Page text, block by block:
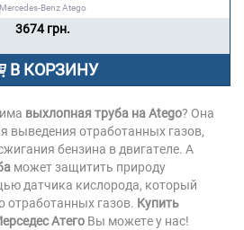
Mercedes-Benz Atego
3674 грн.
В КОРЗИНУ
выхлопная труба на Atego? Она
выведения отработанных газов,
бензина в двигателе. А
может защитить природу
датчика кислорода, который
отработанных газов. Купить
Атего Вы можете у нас!